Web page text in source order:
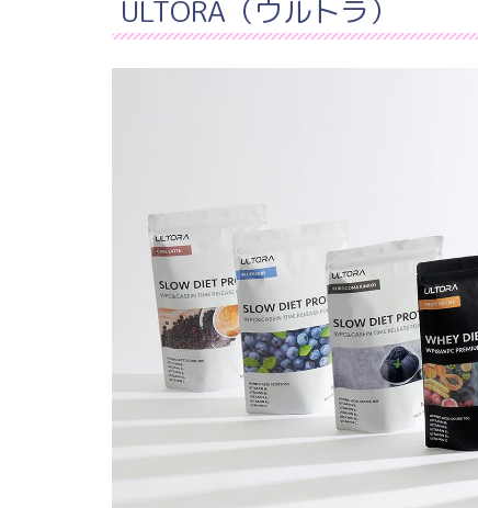
ULTORA（ウルトラ）